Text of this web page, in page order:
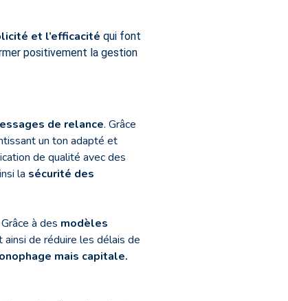
et l’efficacité qui font
positivement la gestion
de relance. Grâce
un ton adapté et
de qualité avec des
la sécurité des
à des modèles
de réduire les délais de
mais capitale.